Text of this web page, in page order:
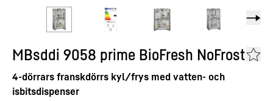
MBsddi 9058 prime BioFresh NoFrost
4-dörrars franskdörrs kyl/frys med vatten- och
isbitsdispenser